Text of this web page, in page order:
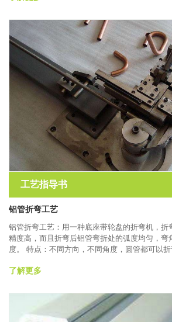
工艺指导书
铝管折弯工艺
铝管折弯工艺：用一种底座带轮盘的折弯机，折
精度高，而且折弯后铝管弯折处的弧度均匀，弯
度。 特点：不同方向，不同角度，圆管都可以
轻，加工成本低。
了解更多